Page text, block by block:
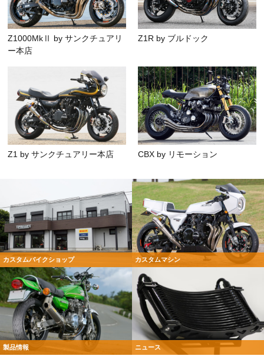
Z1000MkⅡ by サンクチュアリ
ー本店
Z1R by ブルドック
Z1 by サンクチュアリー本店 CBX by リモーション
カスタムバイクショップ カスタムマシン
製品情報 ニュース